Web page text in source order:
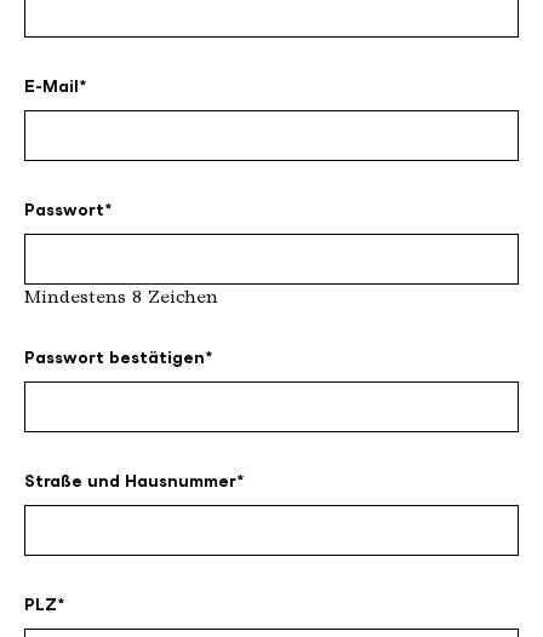
E-Mail
Passwort
Mindestens 8 Zeichen
Passwort bestätigen
Straße und Hausnummer
PLZ